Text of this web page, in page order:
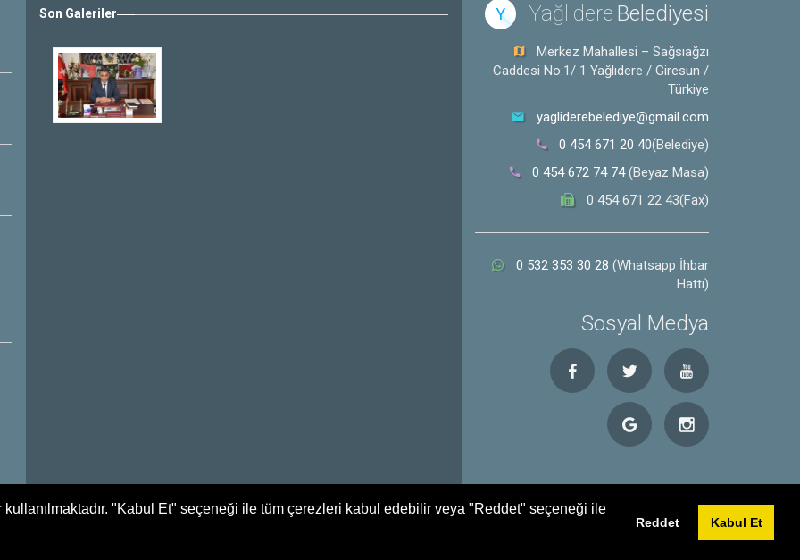
"Kabul Et" seçeneği ile tüm çerezleri kabul edebilir veya "Reddet" seçeneği ile
Reddet Kabul Et
Son Galeriler Y Yağlıdere Belediyesi
Merkez Mahallesi – Sağsıağzı
Caddesi No:1/ 1 Yağlıdere / Giresun /
Türkiye
yagliderebelediye@gmail.com
0 454 671 20 40(Belediye)
0 454 672 74 74(Beyaz Masa)
0 454 671 22 43(Fax)
0 532 353 30 28 (Whatsapp İhbar
Hattı)
Sosyal Medya